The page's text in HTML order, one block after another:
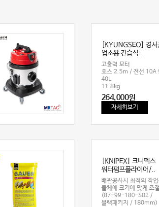
[KYUNGSEO] 경서
업소용 건습식..
고출력 모터
호스 2.5m / 전선 10A
40L
11.8kg
264,000원
자세히보기
[KNIPEX] 크니펙스
워터펌프플라이어/..
배관공사시 최적의 작
물체에 크기에 맞게 조
(87-99-180-S02 /
블랙패키지 / 180mm)